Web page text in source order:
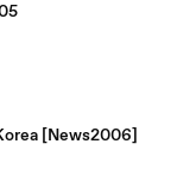
[News2006]